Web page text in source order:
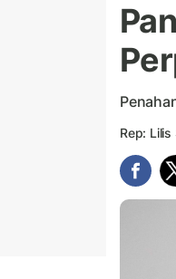
Rep: Lilis